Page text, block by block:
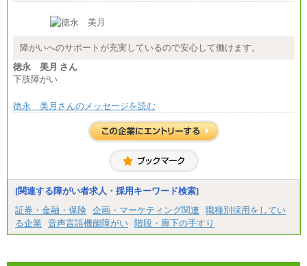
障がいへのサポートが充実しているので安心して働けます。
徳永 美月 さん
下肢障がい
徳永 美月さんのメッセージを読む
[関連する障がい者求人・採用キーワード検索]
証券・金融・保険 企画・マーケティング関連
職種別採用をしてい
る企業
音声言語機能障がい 階段・廊下の手すり